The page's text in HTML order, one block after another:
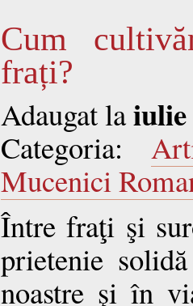
Cum
frați?
Adaugat laiulie
Categoria:
Mucenici
Între fraţi şi
prietenie
noastre şi în